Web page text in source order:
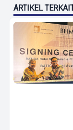
ARTIKEL